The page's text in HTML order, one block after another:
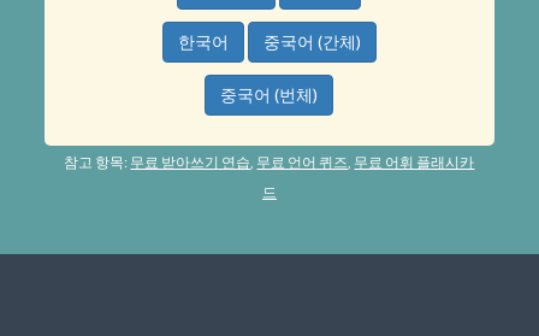
한국어 중국어 (간체)
중국어 (번체)
참고 항목: 무료 받아쓰기 연습, 무료 언어 퀴즈, 무료 어휘 플래시카
드